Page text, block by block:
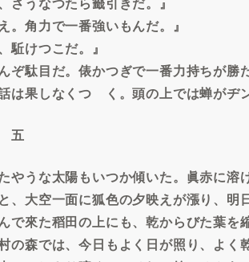
。角力で一番強いもんだ。』
駈けつこだ。』
ぞ駄目だ。俵かつぎで一番力持ちが勝
は果しなくつゞく。頭の上では蝉がヂ
五
やうな太陽もいつか傾いた。眞赤に溶
、大空一面に狐色の夕映えが漲り、
で來た稻田の上にも、乾からびた葉
の森では、今日もよく日が照り、よ